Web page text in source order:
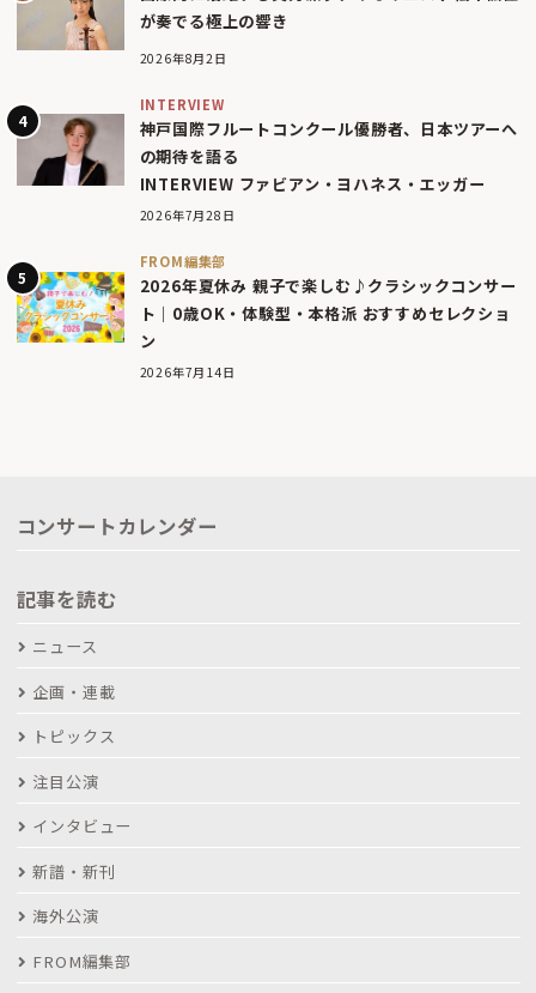
が奏でる極上の響き
2026年8月2日
INTERVIEW
神戸国際フルートコンクール優勝者、日本ツアーへ
の期待を語る
INTERVIEW ファビアン・ヨハネス・エッガー
2026年7月28日
FROM編集部
2026年夏休み 親子で楽しむ♪クラシックコンサー
ト｜0歳OK・体験型・本格派 おすすめセレクショ
ン
2026年7月14日
コンサートカレンダー
記事を読む
ニュース
企画・連載
トピックス
注目公演
インタビュー
新譜・新刊
海外公演
FROM編集部